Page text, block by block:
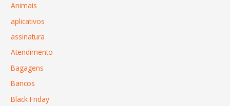
Animais
aplicativos
assinatura
Atendimento
Bagagens
Bancos
Black Friday